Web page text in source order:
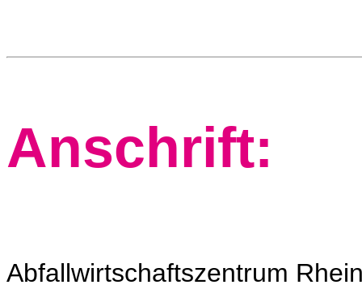
Anschrift:
Abfallwirtschaftszentrum